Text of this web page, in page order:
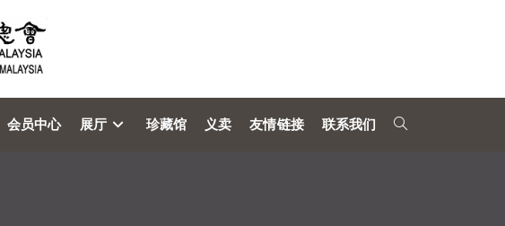
会员中心 展厅 珍藏馆 义卖 友情链接 联系我们